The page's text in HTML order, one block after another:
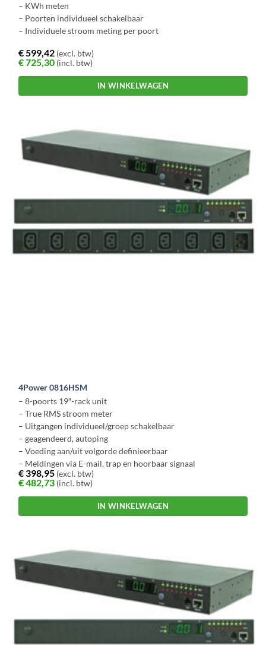
– KWh meten
– Poorten individueel schakelbaar
– Individuele stroom meting per poort
€599,42 (excl. btw)
€725,30 (incl. btw)
IN WINKELWAGEN
4Power 0816HSM
– 8-poorts 19″-rack unit
– True RMS stroom meter
– Uitgangen individueel/groep schakelbaar
– geagendeerd, autoping
– Voeding aan/uit volgorde definieerbaar
– Meldingen via E-mail, trap en hoorbaar signaal
€398,95 (excl. btw)
€482,73 (incl. btw)
IN WINKELWAGEN